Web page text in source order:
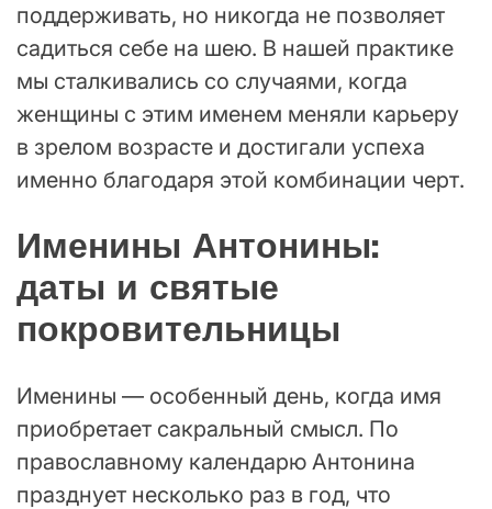
поддерживать, но никогда не позволяет
садиться себе на шею. В нашей практике
мы сталкивались со случаями, когда
женщины с этим именем меняли карьеру
в зрелом возрасте и достигали успеха
именно благодаря этой комбинации черт.
Именины Антонины:
даты и святые
покровительницы
Именины — особенный день, когда имя
приобретает сакральный смысл. По
православному календарю Антонина
празднует несколько раз в год, что